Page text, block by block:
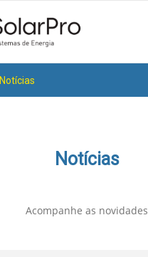
Notícias
Notícias
Acompanhe as novidades